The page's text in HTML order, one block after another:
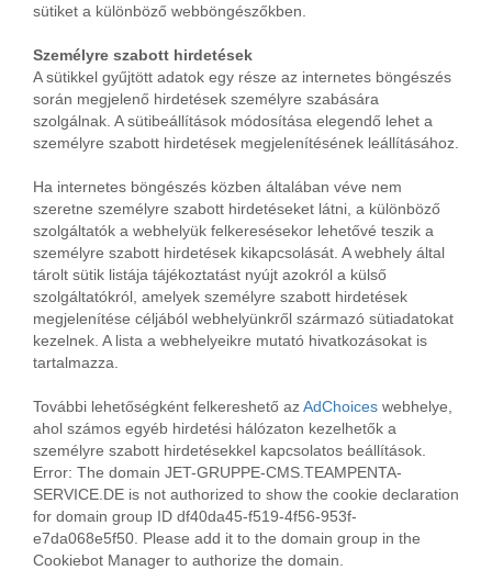
sütiket a különböző webböngészőkben.
Személyre szabott hirdetések
A sütikkel gyűjtött adatok egy része az internetes böngészés
során megjelenő hirdetések személyre szabására
szolgálnak. A sütibeállítások módosítása elegendő lehet a
személyre szabott hirdetések megjelenítésének leállításához.
Ha internetes böngészés közben általában véve nem
szeretne személyre szabott hirdetéseket látni, a különböző
szolgáltatók a webhelyük felkeresésekor lehetővé teszik a
személyre szabott hirdetések kikapcsolását. A webhely által
tárolt sütik listája tájékoztatást nyújt azokról a külső
szolgáltatókról, amelyek személyre szabott hirdetések
megjelenítése céljából webhelyünkről származó sütiadatokat
kezelnek. A lista a webhelyeikre mutató hivatkozásokat is
tartalmazza.
További lehetőségként felkereshető azAdChoices webhelye,
ahol számos egyéb hirdetési hálózaton kezelhetők a
személyre szabott hirdetésekkel kapcsolatos beállítások.
Error: The domain JET-GRUPPE-CMS.TEAMPENTA-
SERVICE.DE is not authorized to show the cookie declaration
for domain group ID df40da45-f519-4f56-953f-
e7da068e5f50. Please add it to the domain group in the
Cookiebot Manager to authorize the domain.